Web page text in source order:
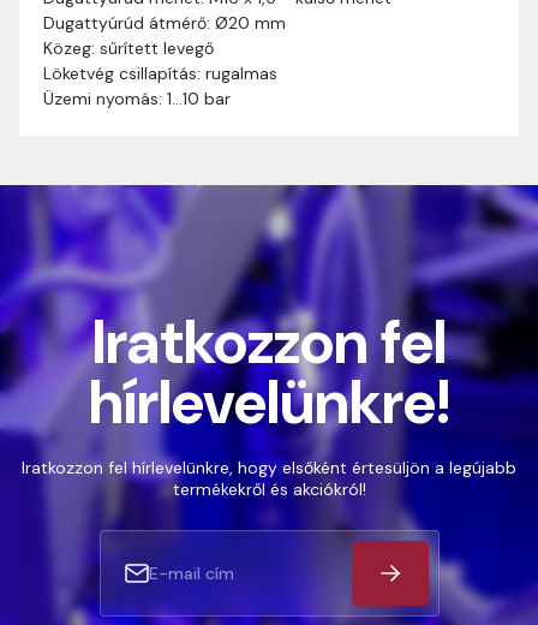
Dugattyúrúd átmérő: Ø20 mm
Közeg: sűrített levegő
Löketvég csillapítás: rugalmas
Üzemi nyomás: 1…10 bar
Szállítási díj:A szállítási díj függ a termék súlyától
és a szállítási cím távolságától. A pontos szállítási
díjat a vásárlás folyamata során megtekinthetitek,
mielőtt a rendelést véglegesítitek.
Iratkozzon fel
hírlevelünkre!
Iratkozzon fel hírlevelünkre, hogy elsőként értesüljön a legújabb
termékekről és akciókról!